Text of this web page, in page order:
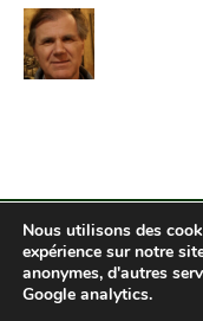
Droits réservés
Nous utilisons des
expérience sur notre
anonymes, d'autres
Google analytics.